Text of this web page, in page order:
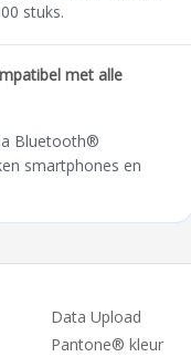
stuks.
met alle
Bluetooth®
smartphones en
Data Upload
Pantone® kleur